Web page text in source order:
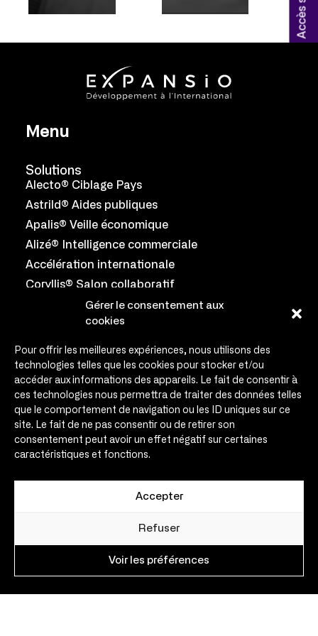
Gérer le consentement aux
cookies
Pour offrir les meilleures expériences, nous utilisons des
technologies telles que les cookies pour stocker et/ou
accéder aux informations des appareils. Le fait de consentir à
ces technologies nous permettra de traiter des données telles
que le comportement de navigation ou les ID uniques sur ce
site. Le fait de ne pas consentir ou de retirer son
consentement peut avoir un effet négatif sur certaines
caractéristiques et fonctions.
Accepter
Refuser
Voir les préférences
Menu
Solutions
Alecto® Ciblage Pays
Astrild® Aides publiques
Apalis® Veille économique
Alizé® Intelligence commerciale
Accélération internationale
Coryllis® Salon collaboratif
Témoignages
Infos & médias
Agenda
Contact
Contact
contact@expansio.eu
sur les réseaux sociaux